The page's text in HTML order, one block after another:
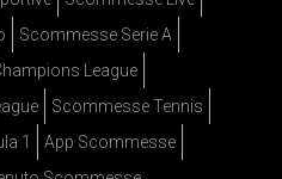
Scommesse Serie A
League
Scommesse Tennis
1
App Scommesse